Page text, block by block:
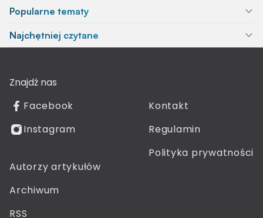
Popularne tematy
Najchętniej czytane
Znajdź nas
Facebook
Instagram
Kontakt
Regulamin
Polityka prywatności
Autorzy artykułów
Archiwum
RSS